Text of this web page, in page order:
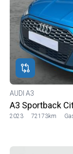
AUDI A3
A3 Sportback
2023 72173km